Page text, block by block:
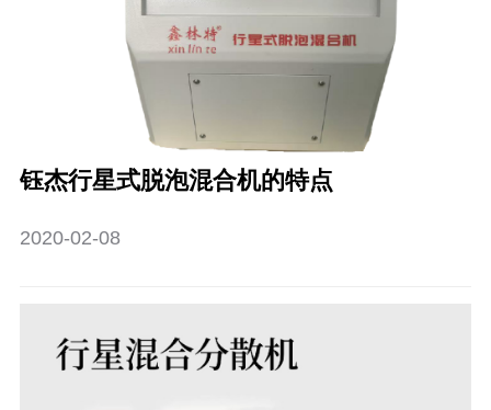
钰杰行星式脱泡混合机的特点
2020-02-08